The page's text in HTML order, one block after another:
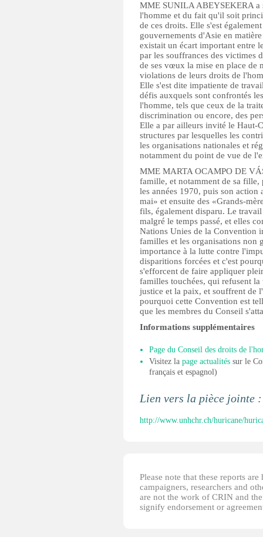
MME SUNILA ABEYSEKERA a
l'homme et du fait qu'il soit
de ces droits. Elle s'est
gouvernements d'Asie en
existait un écart important entre
par les souffrances des victimes
de ses vœux la mise en place de
violations de leurs droits de
Elle s'est dite impatiente de
défis auxquels sont confrontés
l'homme, tels que ceux de la
discrimination ou encore, des
Elle a par ailleurs invité le Haut-
structures par lesquelles les
les organisations nationales et
notamment du point de vue de
MME MARTA OCAMPO DE
famille, et notamment de sa
les années 1970, puis son action
mai» et ensuite des «Grands-
fils, également disparu. Le
malgré le temps passé, et elles
Nations Unies de la Convention
familles et les organisations non
importance à la lutte contre
disparitions forcées et c'est
s'efforcent de faire appliquer
familles touchées, qui refusent
justice et la paix, et souffrent de
pourquoi cette Convention est
que les membres du Conseil
Informations supplémentaires
Page du Conseil des droits de
Visitez la page actualités sur le
français et espagnol)
Lien vers la pièce jointe
http://www.unhchr.ch/huricane/
Please note that these reports
campaigners, researchers and
are not the work of CRIN and
signify endorsement or